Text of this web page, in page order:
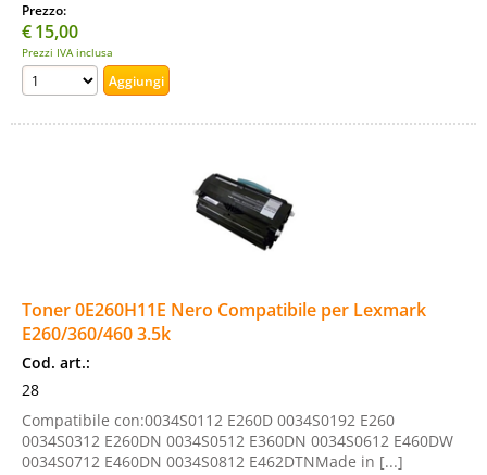
Prezzo:
€15,00
Prezzi IVA inclusa
Toner 0E260H11E Nero Compatibile per Lexmark
E260/360/460 3.5k
Cod. art.:
28
Compatibile con:0034S0112 E260D 0034S0192 E260
0034S0312 E260DN 0034S0512 E360DN 0034S0612 E460DW
0034S0712 E460DN 0034S0812 E462DTNMade in [...]